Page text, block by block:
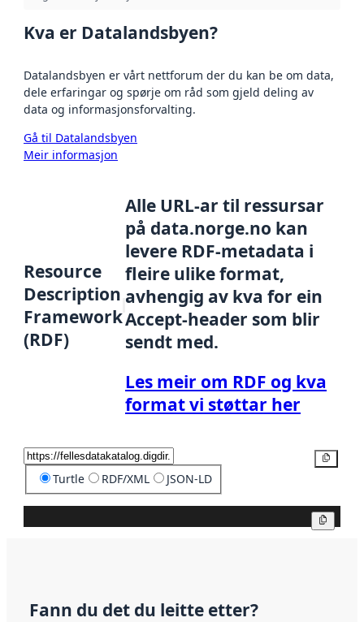
Kva er Datalandsbyen?
Datalandsbyen er vårt nettforum der du kan be om data,
dele erfaringar og spørje om råd som gjeld deling av
data og informasjonsforvalting.
Gå til Datalandsbyen
Meir informasjon
Resource
Description
Framework
(RDF)
Alle URL-ar til ressursar
på data.norge.no kan
levere RDF-metadata i
fleire ulike format,
avhengig av kva for ein
Accept-header som blir
sendt med.
Les meir om RDF og kva
format vi støttar her
Turtle RDF/XML JSON-LD
Fann du det du leitte etter?